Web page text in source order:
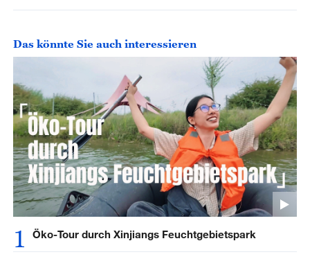
Das könnte Sie auch interessieren
1 Öko-Tour durch Xinjiangs Feuchtgebietspark